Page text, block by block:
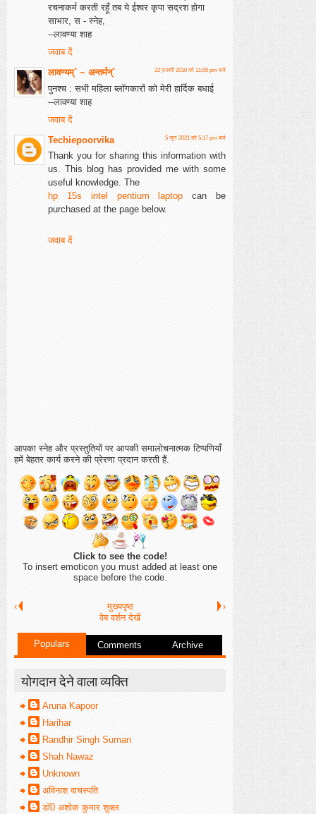
रचनाकर्म करती रहूँ तब ये ईश्वर कृपा सद्रश होगा
साभार, स - स्नेह,
--लावण्या शाह
जवाब दें
लावण्यम्` ~ अन्तर्मन्`
22 फ़रवरी 2010 को 11:05 pm बजे
पुनश्च : सभी महिला ब्लॉगकारों को मेरी हार्दिक बधाई
--लावण्या शाह
जवाब दें
Techiepoorvika
5 जून 2021 को 5:17 pm बजे
Thank you for sharing this information with
us. This blog has provided me with some
useful knowledge. The
hp 15s intel pentium laptopcan be
purchased at the page below.
जवाब दें
आपका स्नेह और प्रस्तुतियों पर आपकी समालोचनात्मक टिप्पणियाँ
हमें बेहतर कार्य करने की प्रेरणा प्रदान करती हैं.
Click to see the code!
To insert emoticon you must added at least one
space before the code.
‹ ›
मुख्यपृष्ठ
वेब वर्शन देखें
Populars Comments Archive
योगदान देने वाला व्यक्ति
Aruna Kapoor
Harihar
Randhir Singh Suman
Shah Nawaz
Unknown
अविनाश वाचस्पति
डॉ0 अशोक कुमार शुक्ल